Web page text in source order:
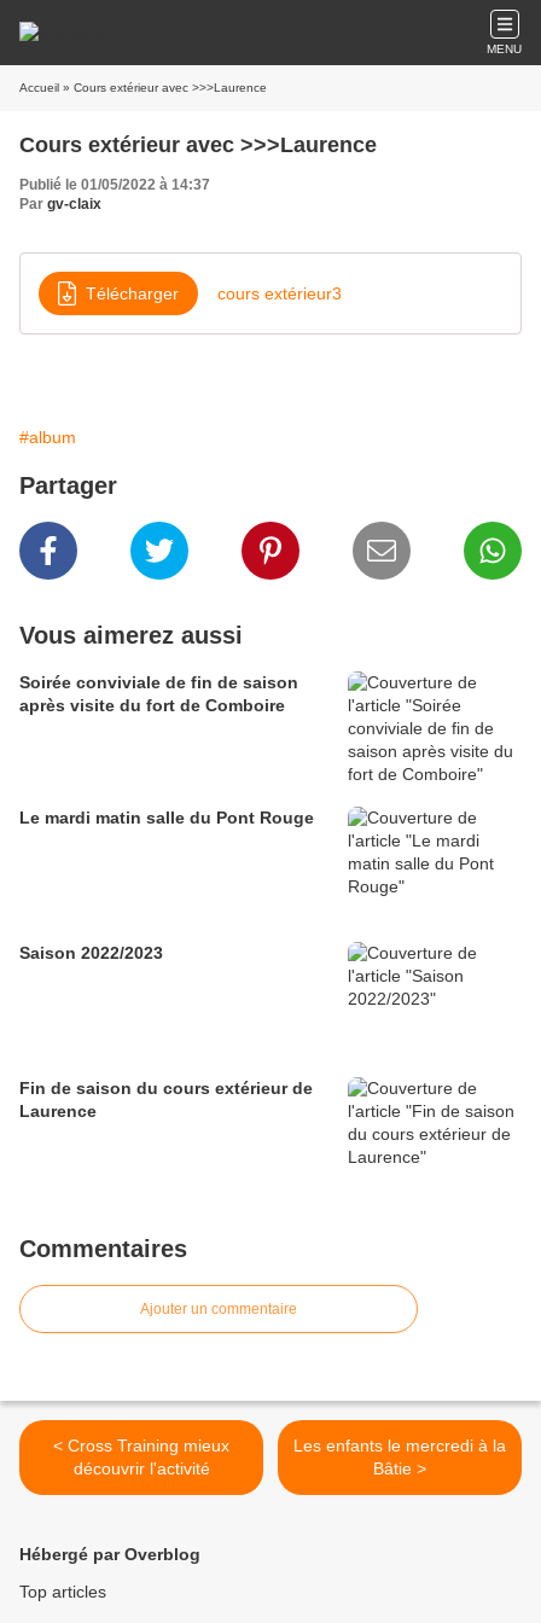
MENU
Accueil » Cours extérieur avec >>>Laurence
Cours extérieur avec >>>Laurence
Publié le 01/05/2022 à 14:37
Par gv-claix
Télécharger cours extérieur3
#album
Partager
Vous aimerez aussi
Soirée conviviale de fin de saison
après visite du fort de Comboire
Le mardi matin salle du Pont Rouge
Saison 2022/2023
Fin de saison du cours extérieur de
Laurence
Commentaires
Ajouter un commentaire
< Cross Training mieux
découvrir l'activité
Les enfants le mercredi à la
Bâtie >
Hébergé par Overblog
Top articles